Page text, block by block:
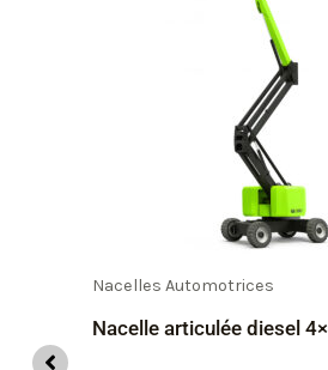
Nacelles Automotrices
Nacelle articulée diesel